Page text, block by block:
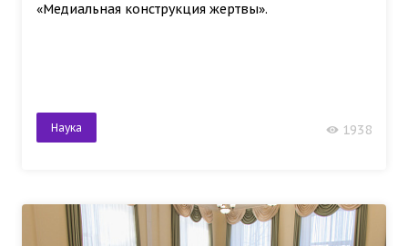
«Медиальная конструкция жертвы».
Наука 1938